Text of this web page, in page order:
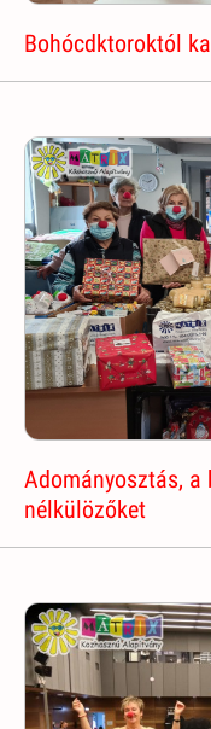
Bohócdktoroktól
Adományosztás,
nélkülözőket